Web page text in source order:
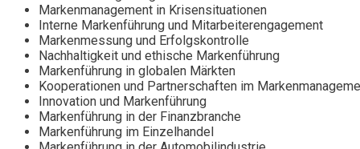
Markenmanagement in Krisensituationen
Interne Markenführung und Mitarbeiterengagement
Markenmessung und Erfolgskontrolle
Nachhaltigkeit und ethische Markenführung
Markenführung in globalen Märkten
Kooperationen und Partnerschaften im
Innovation und Markenführung
Markenführung in der Finanzbranche
Markenführung im Einzelhandel